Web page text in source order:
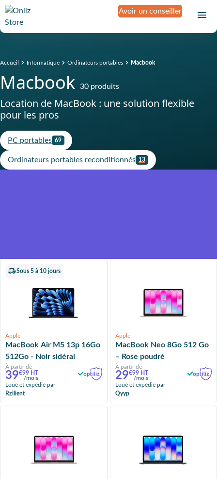
Avoir un conseiller
Accueil Informatique Ordinateurs portables Macbook
Macbook 30 produits
Location de MacBook : une solution flexible
pour les pros
PC portables 69
Ordinateurs portables reconditionnés 13
Sous 5 à 10 jours
Apple
MacBook Air M5 13p 16Go
512Go - Noir sidéral
À partir de
39€99 HT
/mois
Loué et expédié par
Rzilient
Apple
MacBook Neo 8Go 512 Go
– Rose poudré
À partir de
29€99 HT
/mois
Loué et expédié par
Qyyp